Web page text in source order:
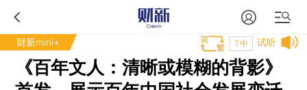
财新mini+ 试听
T中
《百年文人：清晰或模糊的背影》